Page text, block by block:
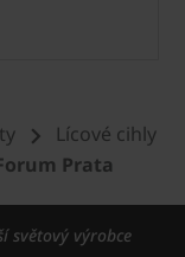
Lícové cihly
Prata
světový výrobce